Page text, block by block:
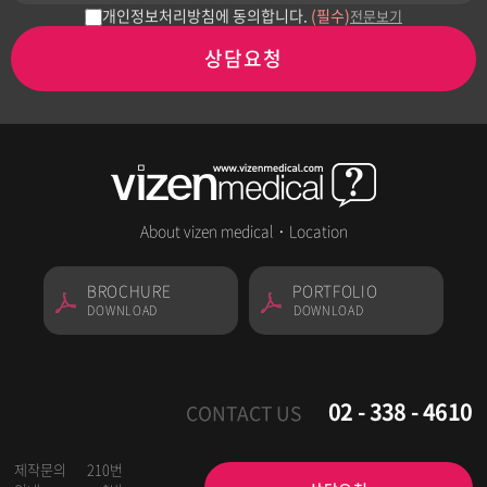
개인정보처리방침에 동의합니다. (필수)전문보기
상담요청
About vizen medical · Location
BROCHURE
DOWNLOAD
PORTFOLIO
DOWNLOAD
CONTACT US
제작문의
210번
02 - 338 - 4610